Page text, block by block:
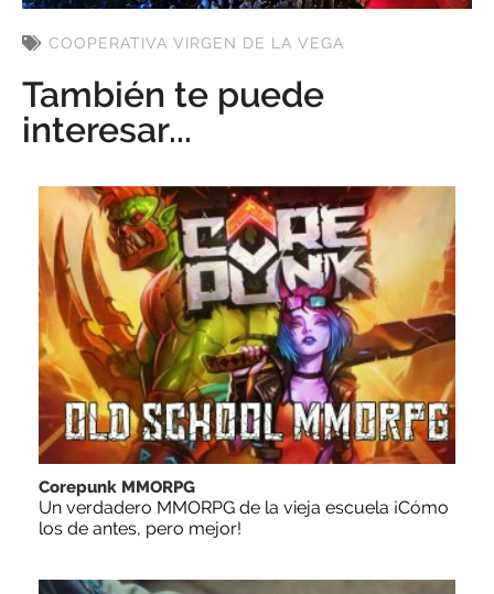
COOPERATIVA VIRGEN DE LA VEGA
También te puede
interesar...
Corepunk MMORPG
Un verdadero MMORPG de la vieja escuela ¡Cómo
los de antes, pero mejor!